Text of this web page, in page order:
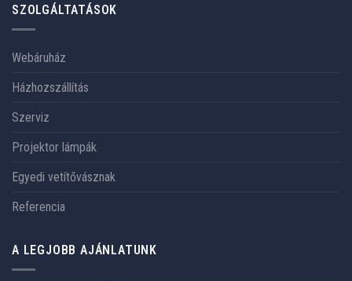
SZOLGÁLTATÁSOK
Webáruház
Házhozszállítás
Szerviz
Projektor lámpák
Egyedi vetítővásznak
Referencia
A LEGJOBB AJÁNLATUNK